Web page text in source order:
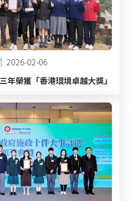
2026-02-06
年榮獲「香港環境卓越大獎」